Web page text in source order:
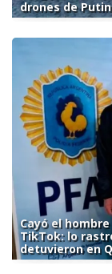
drones de
Cayó el
TikTok: lo
detuvieron en